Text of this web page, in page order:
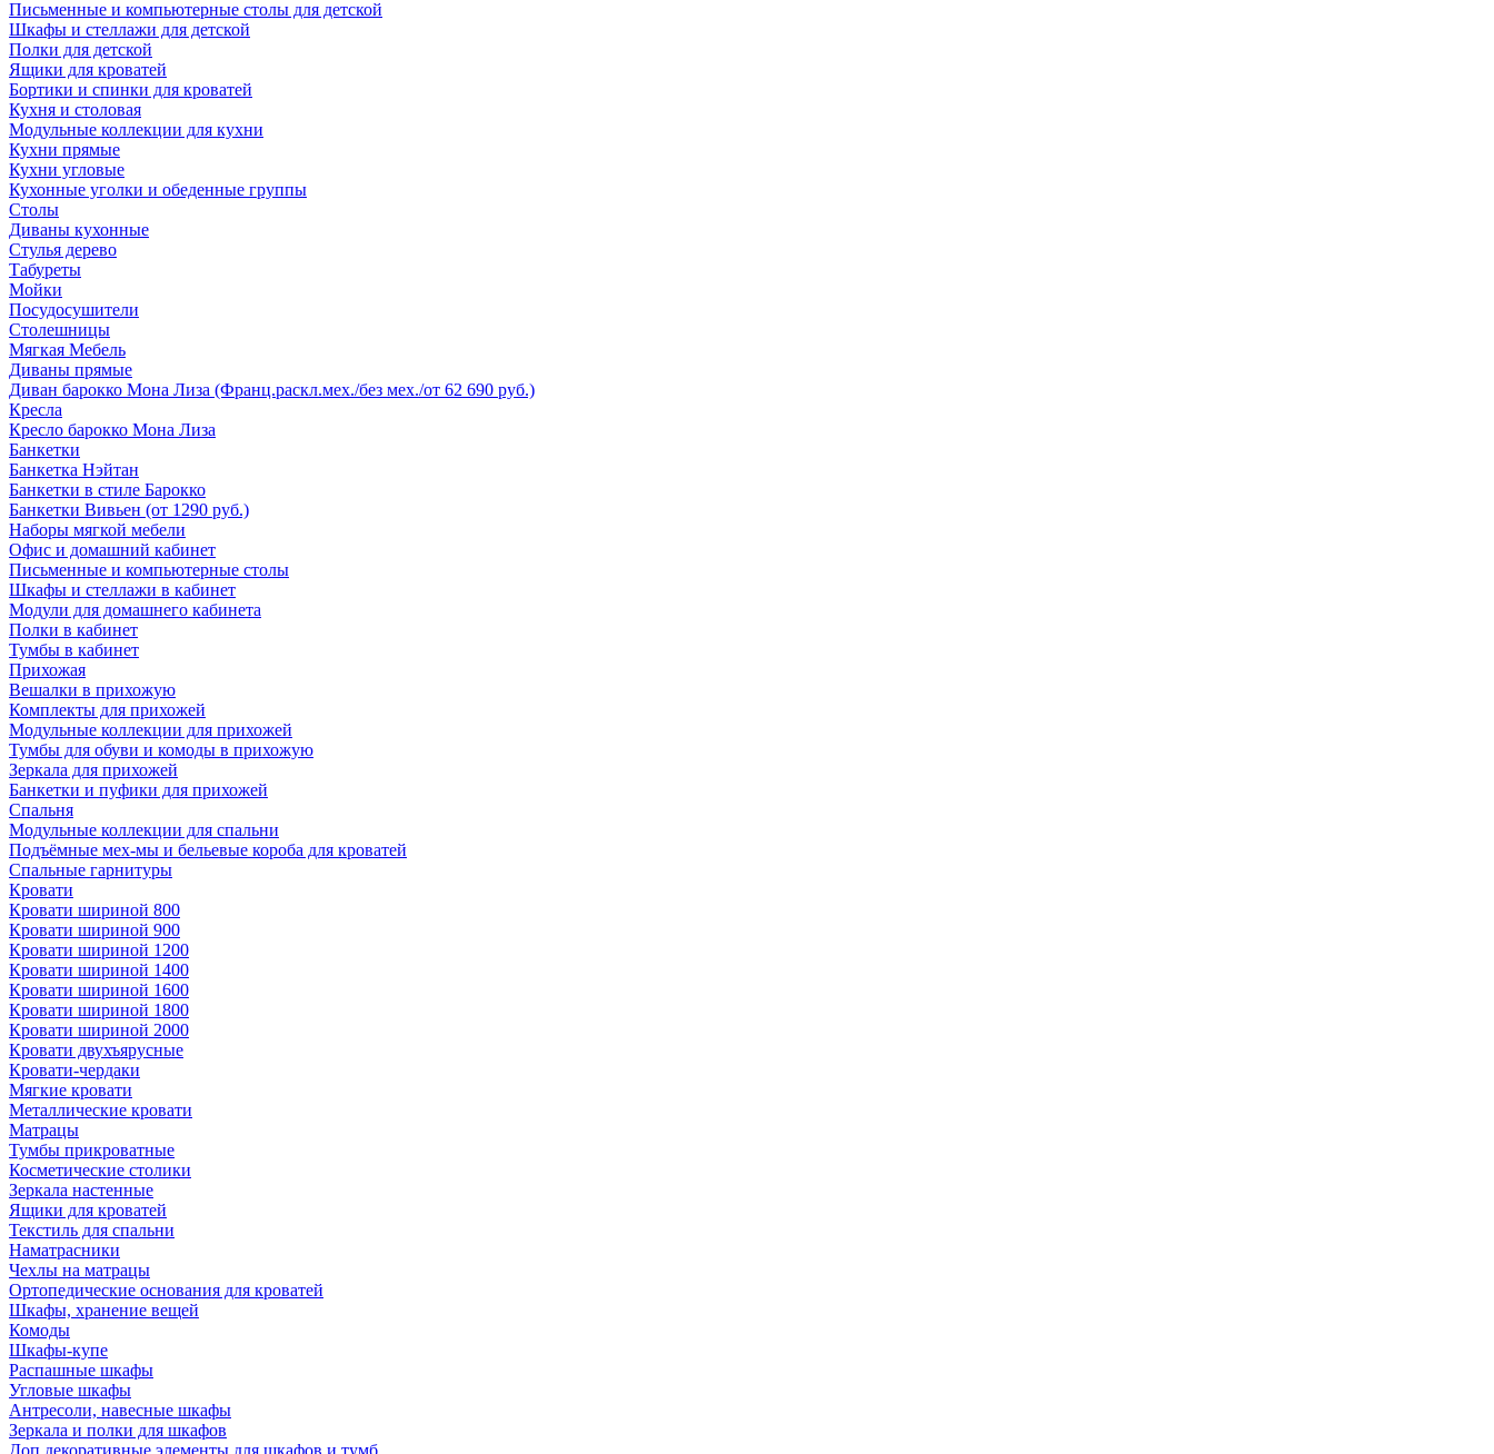
Письменные и компьютерные столы для детской
Шкафы и стеллажи для детской
Полки для детской
Ящики для кроватей
Бортики и спинки для кроватей
Кухня и столовая
Модульные коллекции для кухни
Кухни прямые
Кухни угловые
Кухонные уголки и обеденные группы
Столы
Диваны кухонные
Стулья дерево
Табуреты
Мойки
Посудосушители
Столешницы
Мягкая Мебель
Диваны прямые
Диван барокко Мона Лиза (Франц.раскл.мех./без мех./от 62 690 руб.)
Кресла
Кресло барокко Мона Лиза
Банкетки
Банкетка Нэйтан
Банкетки в стиле Барокко
Банкетки Вивьен (от 1290 руб.)
Наборы мягкой мебели
Офис и домашний кабинет
Письменные и компьютерные столы
Шкафы и стеллажи в кабинет
Модули для домашнего кабинета
Полки в кабинет
Тумбы в кабинет
Прихожая
Вешалки в прихожую
Комплекты для прихожей
Модульные коллекции для прихожей
Тумбы для обуви и комоды в прихожую
Зеркала для прихожей
Банкетки и пуфики для прихожей
Спальня
Модульные коллекции для спальни
Подъёмные мех-мы и бельевые короба для кроватей
Спальные гарнитуры
Кровати
Кровати шириной 800
Кровати шириной 900
Кровати шириной 1200
Кровати шириной 1400
Кровати шириной 1600
Кровати шириной 1800
Кровати шириной 2000
Кровати двухъярусные
Кровати-чердаки
Мягкие кровати
Металлические кровати
Матрацы
Тумбы прикроватные
Косметические столики
Зеркала настенные
Ящики для кроватей
Текстиль для спальни
Наматрасники
Чехлы на матрацы
Ортопедические основания для кроватей
Шкафы, хранение вещей
Комоды
Шкафы-купе
Распашные шкафы
Угловые шкафы
Антресоли, навесные шкафы
Зеркала и полки для шкафов
Доп.декоративные элементы для шкафов и тумб